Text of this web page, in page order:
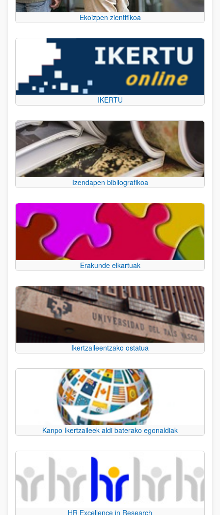
Ekoizpen zientifikoa
IKERTU
Izendapen bibliografikoa
Erakunde elkartuak
Ikertzaileentzako ostatua
Kanpo Ikertzaileek aldi baterako egonaldiak
HR Excellence in Research